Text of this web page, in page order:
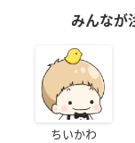
みんなが
ちいかわ